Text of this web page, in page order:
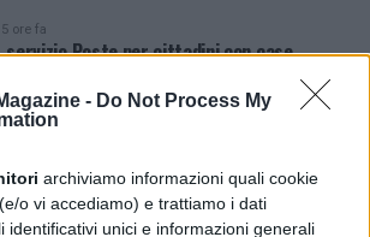
- Do Not Process My
archiviamo informazioni quali cookie
o vi accediamo) e trattiamo i dati
identificativi unici e informazioni generali
ore fa
servizio Poste per cittadini con case
15 ore fa
53enne
ore fa
Campano, stop all’acqua tra